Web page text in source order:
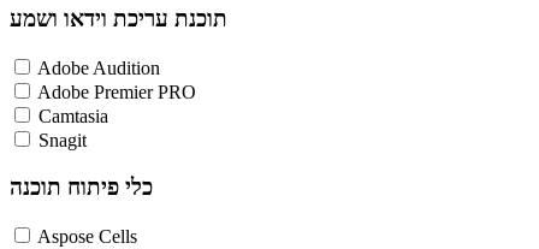
תוכנת עריכת וידאו ושמע
Adobe Audition
Adobe Premier PRO
Camtasia
Snagit
כלי פיתוח תוכנה
Aspose Cells